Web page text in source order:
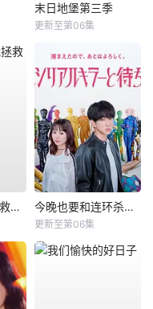
末日地堡第三季
更新至第06集
斯图尔特未能拯救宇宙 今晚也要和连环杀手约会
更新至第06集